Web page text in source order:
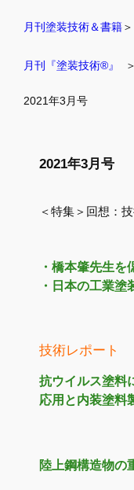
月刊塗装技術＆書籍＞
月刊『塗装技術®』
2021年3月号
2021年3月号
＜特集＞回想：
・橋本肇先生を
・日本の工業
技術レポート
抗ウイルス塗料
応用と内装塗料
陸上鋼構造物の